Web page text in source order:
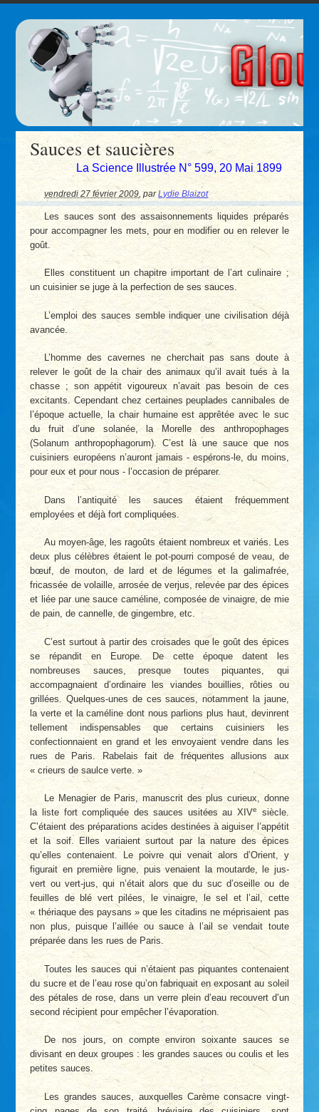
Sauces et saucières
La Science Illustrée N° 599, 20 Mai 1899
vendredi 27 février 2009 ,parLydie Blaizot
Les sauces sont des assaisonnements liquides préparés
pour accompagner les mets, pour en modifier ou en relever le
goût.
Elles constituent un chapitre important de l’art culinaire ;
un cuisinier se juge à la perfection de ses sauces.
L’emploi des sauces semble indiquer une civilisation déjà
avancée.
L’homme des cavernes ne cherchait pas sans doute à
relever le goût de la chair des animaux qu’il avait tués à la
chasse ; son appétit vigoureux n’avait pas besoin de ces
excitants. Cependant chez certaines peuplades cannibales de
l’époque actuelle, la chair humaine est apprêtée avec le suc
du fruit d’une solanée, la Morelle des anthropophages
(Solanum anthropophagorum). C’est là une sauce que nos
cuisiniers européens n’auront jamais - espérons-le, du moins,
pour eux et pour nous - l’occasion de préparer.
Dans l’antiquité les sauces étaient fréquemment
employées et déjà fort compliquées.
Au moyen-âge, les ragoûts étaient nombreux et variés. Les
deux plus célèbres étaient le pot-pourri composé de veau, de
bœuf, de mouton, de lard et de légumes et la galimafrée,
fricassée de volaille, arrosée de verjus, relevée par des épices
et liée par une sauce caméline, composée de vinaigre, de mie
de pain, de cannelle, de gingembre, etc.
C’est surtout à partir des croisades que le goût des épices
se répandit en Europe. De cette époque datent les
nombreuses sauces, presque toutes piquantes, qui
accompagnaient d’ordinaire les viandes bouillies, rôties ou
grillées. Quelques-unes de ces sauces, notamment la jaune,
la verte et la caméline dont nous parlions plus haut, devinrent
tellement indispensables que certains cuisiniers les
confectionnaient en grand et les envoyaient vendre dans les
rues de Paris. Rabelais fait de fréquentes allusions aux
« crieurs de saulce verte. »
Le Menagier de Paris, manuscrit des plus curieux, donne
la liste fort compliquée des sauces usitées au XIVe
siècle.
C’étaient des préparations acides destinées à aiguiser l’appétit
et la soif. Elles variaient surtout par la nature des épices
qu’elles contenaient. Le poivre qui venait alors d’Orient, y
figurait en première ligne, puis venaient la moutarde, le jus-
vert ou vert-jus, qui n’était alors que du suc d’oseille ou de
feuilles de blé vert pilées, le vinaigre, le sel et l’ail, cette
« thériaque des paysans » que les citadins ne méprisaient pas
non plus, puisque l’aillée ou sauce à l’ail se vendait toute
préparée dans les rues de Paris.
Toutes les sauces qui n’étaient pas piquantes contenaient
du sucre et de l’eau rose qu’on fabriquait en exposant au soleil
des pétales de rose, dans un verre plein d’eau recouvert d’un
second récipient pour empêcher l’évaporation.
De nos jours, on compte environ soixante sauces se
divisant en deux groupes : les grandes sauces ou coulis et les
petites sauces.
Les grandes sauces, auxquelles Carème consacre vingt-